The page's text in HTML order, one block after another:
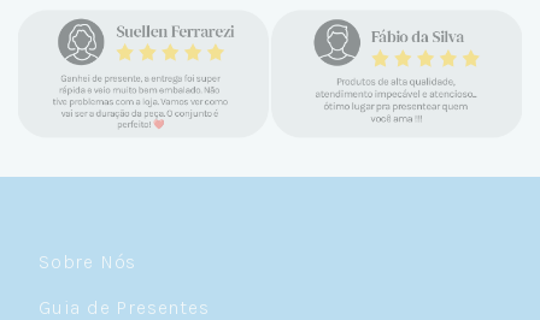
Sobre Nós
Guia de Presentes